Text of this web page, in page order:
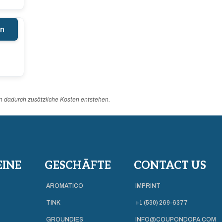
dadurch zusätzliche Kosten entstehen.
GESCHÄFTE
AROMATICO
TINK
GROUNDIES
CONTACT US
IMPRINT
+1 (530) 269-6377
INFO@COUPONDOPA.COM